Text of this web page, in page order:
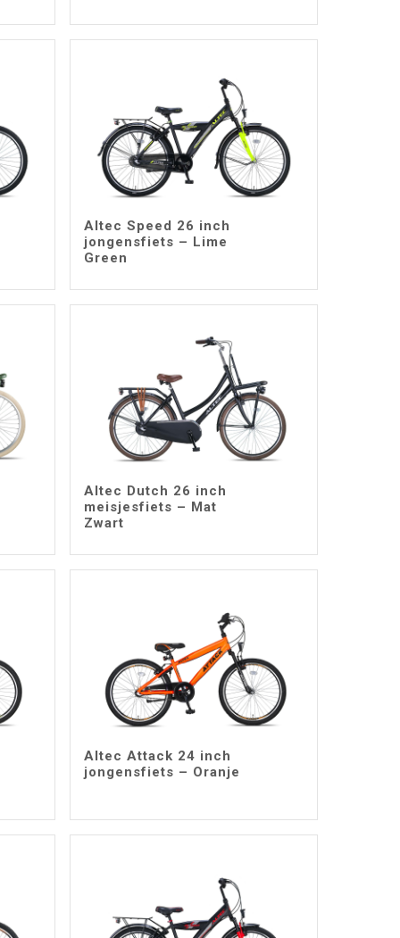
Altec Speed 26 inch
jongensfiets – Lime
Green
Altec Dutch 26 inch
meisjesfiets – Mat
Zwart
Altec Attack 24 inch
jongensfiets – Oranje